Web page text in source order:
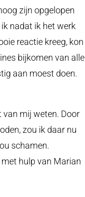
zijn opgelopen
nadat ik het werk
reactie kreeg, kon
bijkomen van alle
aan moest doen.
mij weten. Door
zou ik daar nu
schamen.
hulp van Marian